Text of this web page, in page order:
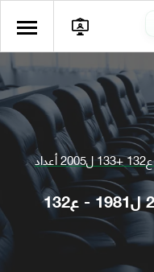
مجلة الفكر العربي المعاصر ع24 ل1981 - ع132 +133 ل2005 أعداد
مجلة الفكر العربي المعاصر ع24 ل1981 - ع132